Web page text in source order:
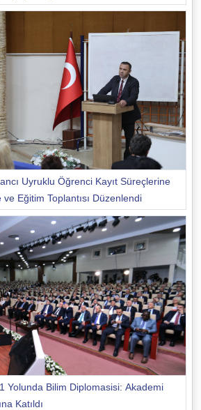
Uyruklu Öğrenci Kayıt Süreçlerine
Eğitim Toplantısı Düzenlendi
Yolunda Bilim Diplomasisi: Akademi
Katıldı